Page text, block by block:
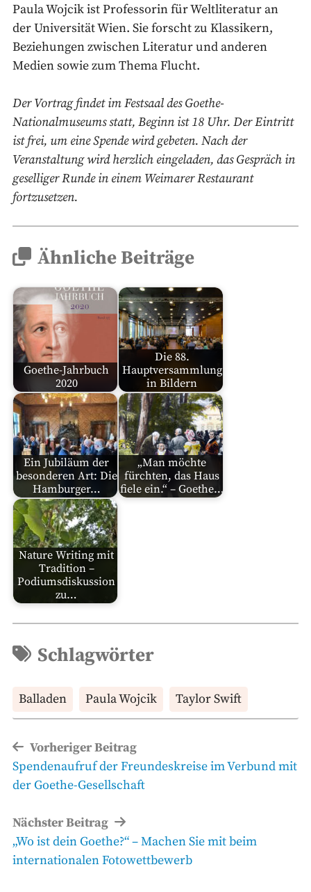
Paula Wojcik ist Professorin für Weltliteratur an
der Universität Wien. Sie forscht zu Klassikern,
Beziehungen zwischen Literatur und anderen
Medien sowie zum Thema Flucht.
Der Vortrag findet im Festsaal des Goethe-
Nationalmuseums statt, Beginn ist 18 Uhr. Der Eintritt
ist frei, um eine Spende wird gebeten. Nach der
Veranstaltung wird herzlich eingeladen, das Gespräch in
geselliger Runde in einem Weimarer Restaurant
fortzusetzen.
Ähnliche Beiträge
Goethe-Jahrbuch
2020
Die 88.
Hauptversammlung
in Bildern
Ein Jubiläum der
besonderen Art: Die
Hamburger…
„Man möchte
fürchten, das Haus
fiele ein.“ – Goethe…
Nature Writing mit
Tradition –
Podiumsdiskussion
zu…
Schlagwörter
Balladen Paula Wojcik Taylor Swift
Beitragsnavigation
Vorheriger Beitrag
Vorheriger
Beitrag
Spendenaufruf der Freundeskreise im Verbund mit
der Goethe-Gesellschaft
Nächster Beitrag
Nächster
Beitrag
„Wo ist dein Goethe?“ – Machen Sie mit beim
internationalen Fotowettbewerb